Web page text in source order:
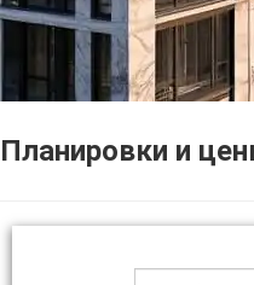
Планировки и